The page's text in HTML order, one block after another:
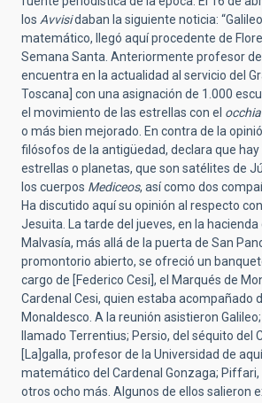
los Avvisidaban la siguiente noticia:
matemático, llegó aquí procedente de
Semana Santa. Anteriormente profesor de
encuentra en la actualidad al servicio del
Toscana] con una asignación de 1.000
el movimiento de las estrellas con el
o más bien mejorado. En contra de la
filósofos de la antigüedad, declara que
estrellas o planetas, que son satélites de
los cuerpos Mediceos, así como dos
Ha discutido aquí su opinión al respecto
Jesuita. La tarde del jueves, en la
Malvasía, más allá de la puerta de San
promontorio abierto, se ofreció un
cargo de [Federico Cesi], el Marqués de
Cardenal Cesi, quien estaba acompañado
Monaldesco. A la reunión asistieron
llamado Terrentius; Persio, del séquito del
[La]galla, profesor de la Universidad de
matemático del Cardenal Gonzaga;
otros ocho más. Algunos de ellos salieron